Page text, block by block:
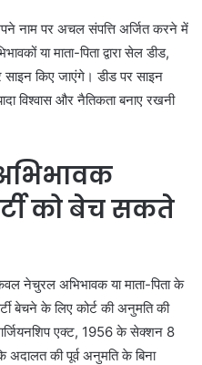
नाम पर अचल संपत्ति अर्जित करने में
या माता-पिता द्वारा सेल डीड,
साइन किए जाएंगे। डीड पर साइन
विश्वास और नैतिकता बनाए रखनी
को बेच सकते
केवल नेचुरल अभिभावक या माता-पिता के
बेचने के लिए कोर्ट की अनुमति की
एक्ट, 1956 के सेक्शन 8
की पूर्व अनुमति के बिना